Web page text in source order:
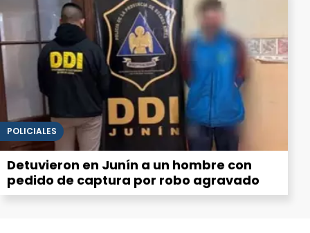
POLICIALES
Detuvieron en Junín a un hombre con
pedido de captura por robo agravado